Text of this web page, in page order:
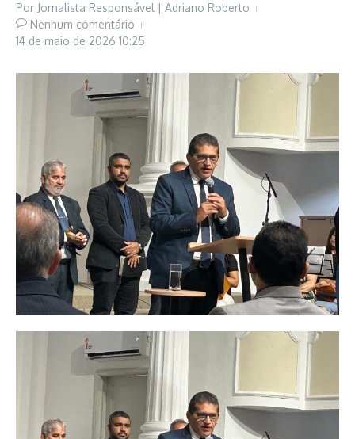
Por Jornalista Responsável | Adriano Roberto
Nenhum comentário
14 de maio de 2026 10:25